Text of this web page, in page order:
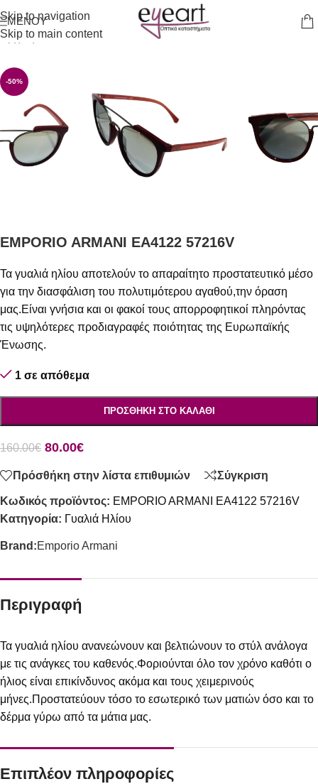
Skip to navigation
Skip to main content
ΜΕΝΟΎ
Αρχική σελίδα/Γυαλιά Ηλίου
-50%
EMPORIO ARMANI EA4122 57216V
Τα γυαλιά ηλίου αποτελούν το απαραίτητο προστατευτικό μέσο
για την διασφάλιση του πολυτιμότερου αγαθού,την όραση
μας.Είναι γνήσια και οι φακοί τους απορροφητικοί πληρόντας
τις υψηλότερες προδιαγραφές ποιότητας της Ευρωπαϊκής
Ένωσης.
1 σε απόθεμα
ΠΡΟΣΘΉΚΗ ΣΤΟ ΚΑΛΆΘΙ
160.00€ 80.00€
Κωδικός προϊόντος: EMPORIO ARMANI EA4122 57216V
Κατηγορία: Γυαλιά Ηλίου
Brand:Emporio Armani
Πρόσθήκη στην λίστα επιθυμιών Σύγκριση
Περιγραφή
Τα γυαλιά ηλίου ανανεώνουν και βελτιώνουν το στύλ ανάλογα
με τις ανάγκες του καθενός.Φοριούνται όλο τον χρόνο καθότι ο
ήλιος είναι επικίνδυνος ακόμα και τους χειμερινούς
μήνες.Προστατεύουν τόσο το εσωτερικό των ματιών όσο και το
δέρμα γύρω από τα μάτια μας.
Επιπλέον πληροφορίες